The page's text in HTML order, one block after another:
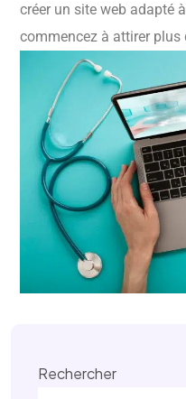
créer un site web adapté
commencez à attirer plus
Rechercher